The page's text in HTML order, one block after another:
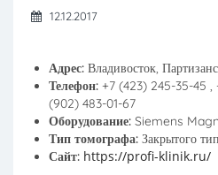
12.12.2017
Адрес: Владивосток,
Телефон: +7 (423) 245-35-45 ,
(902) 483-01-67
Оборудование: Siemens
Тип томографа: Закрытого
Сайт: https://profi-klinik.ru/